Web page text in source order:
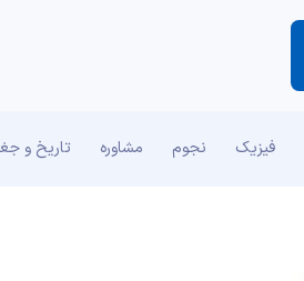
فیزیک نجوم مشاوره تاریخ و